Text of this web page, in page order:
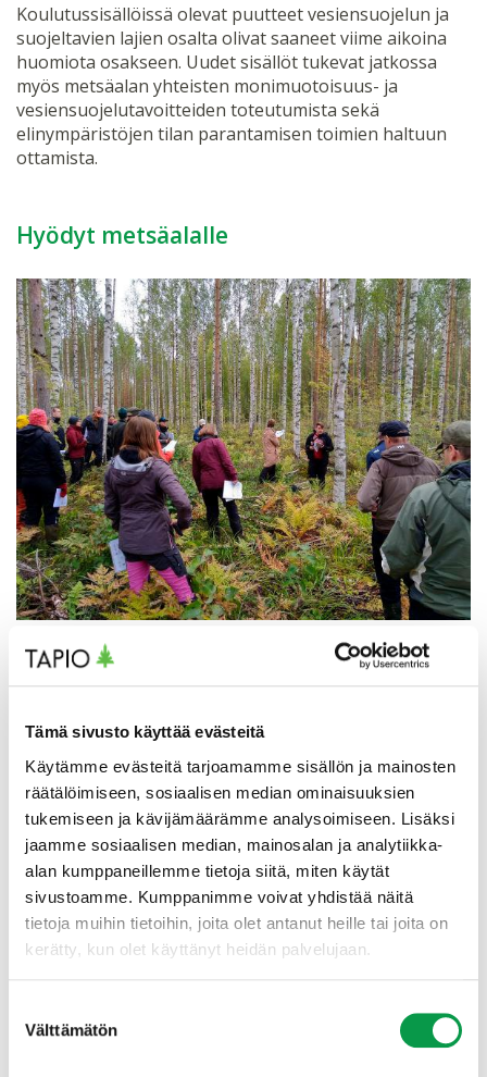
Tämä sivusto käyttää evästeitä
Käytämme evästeitä tarjoamamme sisällön ja mainosten
räätälöimiseen, sosiaalisen median ominaisuuksien
tukemiseen ja kävijämäärämme analysoimiseen. Lisäksi
jaamme sosiaalisen median, mainosalan ja analytiikka-
alan kumppaneillemme tietoja siitä, miten käytät
sivustoamme. Kumppanimme voivat yhdistää näitä
tietoja muihin tietoihin, joita olet antanut heille tai joita on
kerätty, kun olet käyttänyt heidän palvelujaan.
valinta
Välttämätön
Koulutussisällöissä olevat puutteet vesiensuojelun ja
suojeltavien lajien osalta olivat saaneet viime aikoina
huomiota osakseen. Uudet sisällöt tukevat jatkossa
myös metsäalan yhteisten monimuotoisuus- ja
vesiensuojelutavoitteiden toteutumista sekä
elinympäristöjen tilan parantamisen toimien haltuun
ottamista.
Hyödyt metsäalalle
Luonnonhoito-opetuksen sisältöjen uudistus palvelee
laajasti koko metsäalaa ja vaikuttaa etenkin metsäalalle
metsäalan perustutkinnon opetuksen sisältöä. Lisäksi
niillä on merkitystä ammattikorkeakoulujen
luonnonhoito-opetukseen sekä metsäalan
luonnonhoitokortin osaamiskokeen toteutukseen.
Metsäalan yritykset edellyttävät työntekijöiltään
luonnonhoidon sisältöjen hallintaa ja osaamisen
todentamista luonnonhoitokortin osaamiskokeen
läpäisyä.
Sisältöuudistuksen jälkeen vuoden 2026 aikana
opiskelijoiden lisäksi jo työelämässä oleville